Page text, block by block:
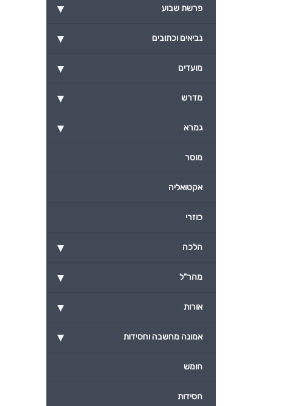
▾ פרשת שבוע
▾ נביאים וכתובים
▾ מועדים
▾ מדרש
▾ גמרא
מוסר
אקטואליה
כוזרי
▾ הלכה
▾ מהר"ל
▾ אורות
▾ אמונה מחשבה וחסידות
חומש
חסידות